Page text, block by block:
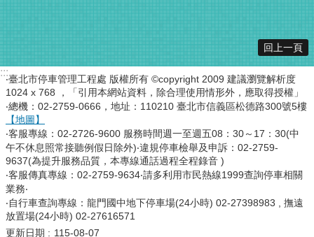
回上一頁
:::
‧臺北市停車管理工程處 版權所有 ©copyright 2009 建議瀏覽解析度
1024 x 768 ，「引用本網站資料，除合理使用情形外，應取得授權」
‧總機：02-2759-0666，地址：110210 臺北市信義區松德路300號5樓
【地圖】
‧客服專線：02-2726-9600 服務時間週一至週五08：30～17：30(中
午不休息照常接聽例假日除外)‧違規停車檢舉及申訴：02-2759-
9637(為提升服務品質，本專線通話過程全程錄音 )
‧客服傳真專線：02-2759-9634‧請多利用市民熱線1999查詢停車相關
業務‧
‧自行車查詢專線：龍門國中地下停車場(24小時) 02-27398983 , 撫遠
放置場(24小時) 02-27616571
更新日期
115-08-07